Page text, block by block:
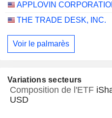
APPLOVIN
THE TRADE DESK, INC.
Voir le palmarès
Variations secteurs
Composition de l'ETF
USD